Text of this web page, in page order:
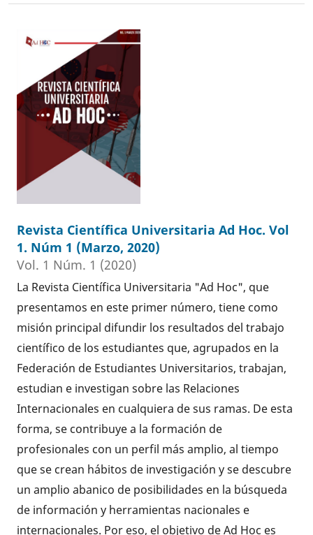
Revista Científica Universitaria Ad Hoc. Vol
1. Núm 1 (Marzo, 2020)
Vol. 1 Núm. 1 (2020)
La Revista Científica Universitaria "Ad Hoc", que
presentamos en este primer número, tiene como
misión principal difundir los resultados del trabajo
científico de los estudiantes que, agrupados en la
Federación de Estudiantes Universitarios, trabajan,
estudian e investigan sobre las Relaciones
Internacionales en cualquiera de sus ramas. De esta
forma, se contribuye a la formación de
profesionales con un perfil más amplio, al tiempo
que se crean hábitos de investigación y se descubre
un amplio abanico de posibilidades en la búsqueda
de información y herramientas nacionales e
internacionales. Por eso, el objetivo de Ad Hoc es